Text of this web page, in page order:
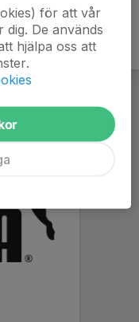
för att vår
De används
hjälpa oss att